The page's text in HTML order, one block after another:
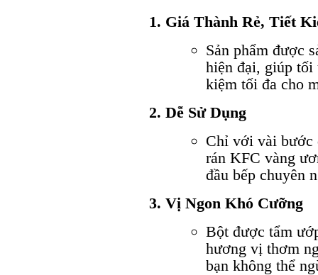
1. Giá Thành Rẻ, Tiết
Sản phẩm được
hiện đại, giúp tối
kiệm tối đa cho
2. Dễ Sử Dụng
Chỉ với vài bước
rán KFC vàng
đầu bếp chuyên
3. Vị Ngon Khó Cưỡng
Bột được tẩm
hương vị thơm
bạn không thể